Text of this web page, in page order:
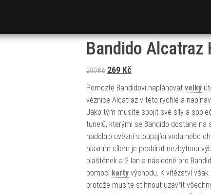
Bandido Alcatraz
299Kč Původní cena byla: 299 Kč.
269 KčAktuální cena je: 269 Kč.
Pomozte Bandidovi naplánovat velký
věznice Alcatraz v této rychlé a
Jako tým musíte spojit své síly a
tunelů, kterými se Bandido dostane na
nadobro uvězní stoupající voda nebo
hlavním cílem je posbírat nezbytnou
pláštěnek a 2 lan a následně pro
pomocí kartyvýchodu. K vítězství
protože musíte stihnout uzavřít